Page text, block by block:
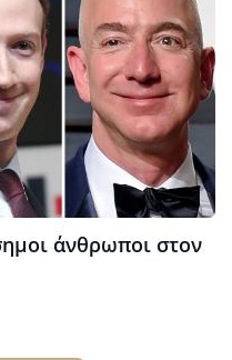
άνθρωποι στον